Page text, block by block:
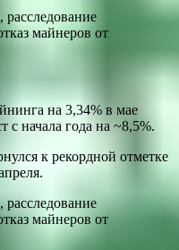
на 3,34% в мае
с начала года на ~8,5%.
к рекордной отметке